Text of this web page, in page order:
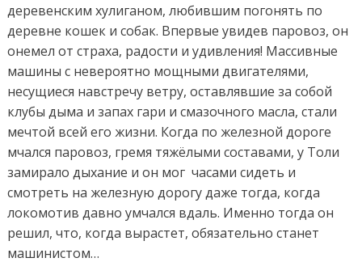
деревенским хулиганом, любившим погонять по
деревне кошек и собак. Впервые увидев паровоз, он
онемел от страха, радости и удивления! Массивные
машины с невероятно мощными двигателями,
несущиеся навстречу ветру, оставлявшие за собой
клубы дыма и запах гари и смазочного масла, стали
мечтой всей его жизни. Когда по железной дороге
мчался паровоз, гремя тяжёлыми составами, у Толи
замирало дыхание и он мог часами сидеть и
смотреть на железную дорогу даже тогда, когда
локомотив давно умчался вдаль. Именно тогда он
решил, что, когда вырастет, обязательно станет
машинистом…